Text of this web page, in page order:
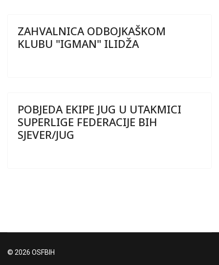
ZAHVALNICA ODBOJKAŠKOM
KLUBU "IGMAN" ILIDŽA
POBJEDA EKIPE JUG U UTAKMICI
SUPERLIGE FEDERACIJE BIH
SJEVER/JUG
© 2026 OSFBIH